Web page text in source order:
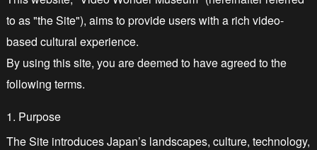
to as "the Site"), aims to provide users with a rich video-
based cultural experience.
By using this site, you are deemed to have agreed to the
following terms.
1. Purpose
The Site introduces Japan’s landscapes, culture, technology,